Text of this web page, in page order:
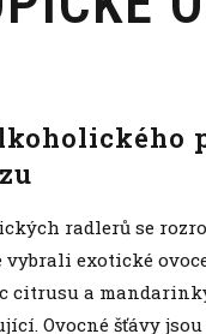
radlerů se
exotické
citrusu a
Ovocné šťávy